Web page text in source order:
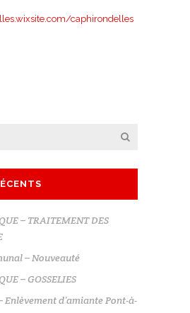
caphirondelles
– TRAITEMENT DES
– Nouveauté
– GOSSELIES
Enlèvement d’amiante Pont-à-